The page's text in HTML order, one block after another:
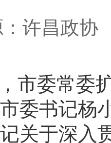
：许昌政
市委常委
委书记杨
关于深入